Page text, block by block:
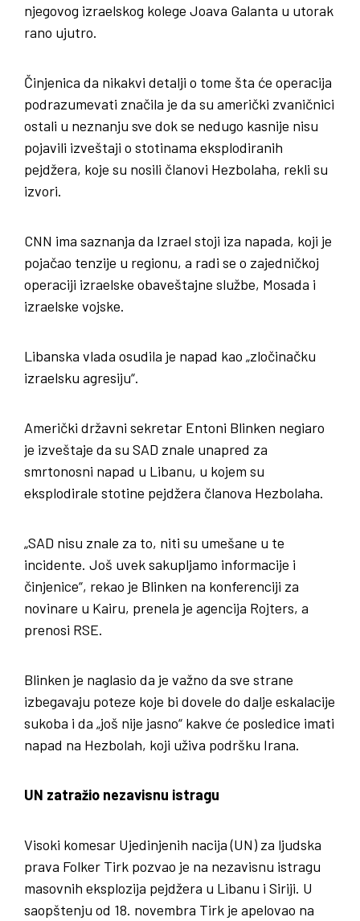
njegovog izraelskog kolege Joava Galanta u utorak
rano ujutro.
Činjenica da nikakvi detalji o tome šta će operacija
podrazumevati značila je da su američki zvaničnici
ostali u neznanju sve dok se nedugo kasnije nisu
pojavili izveštaji o stotinama eksplodiranih
pejdžera, koje su nosili članovi Hezbolaha, rekli su
izvori.
CNN ima saznanja da Izrael stoji iza napada, koji je
pojačao tenzije u regionu, a radi se o zajedničkoj
operaciji izraelske obaveštajne službe, Mosada i
izraelske vojske.
Libanska vlada osudila je napad kao „zločinačku
izraelsku agresiju“.
Američki državni sekretar Entoni Blinken negiaro
je izveštaje da su SAD znale unapred za
smrtonosni napad u Libanu, u kojem su
eksplodirale stotine pejdžera članova Hezbolaha.
„SAD nisu znale za to, niti su umešane u te
incidente. Još uvek sakupljamo informacije i
činjenice“, rekao je Blinken na konferenciji za
novinare u Kairu, prenela je agencija Rojters, a
prenosi RSE.
Blinken je naglasio da je važno da sve strane
izbegavaju poteze koje bi dovele do dalje eskalacije
sukoba i da „još nije jasno“ kakve će posledice imati
napad na Hezbolah, koji uživa podršku Irana.
UN zatražio nezavisnu istragu
Visoki komesar Ujedinjenih nacija (UN) za ljudska
prava Folker Tirk pozvao je na nezavisnu istragu
masovnih eksplozija pejdžera u Libanu i Siriji. U
saopštenju od 18. novembra Tirk je apelovao na